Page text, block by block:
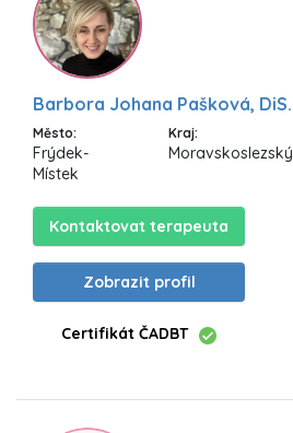
Barbora Johana Pašková, DiS.
Město:
Frýdek-
Místek
Kraj:
Moravskoslezský
Kontaktovat terapeuta
Zobrazit profil
Certifikát ČADBT